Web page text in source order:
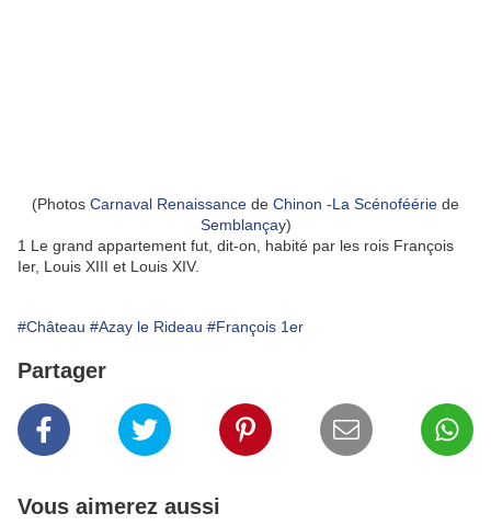
(Photos Carnaval Renaissance de Chinon -La Scénoféérie de
Semblançay)
1 Le grand appartement fut, dit-on, habité par les rois François
Ier, Louis XIII et Louis XIV.
#Château #Azay le Rideau #François 1er
Partager
Vous aimerez aussi